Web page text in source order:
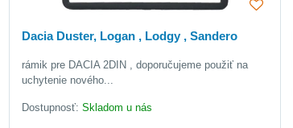
Dacia Duster, Logan , Lodgy , Sandero
rámik pre DACIA 2DIN , doporučujeme použiť na
uchytenie nového...
Dostupnosť: Skladom u nás